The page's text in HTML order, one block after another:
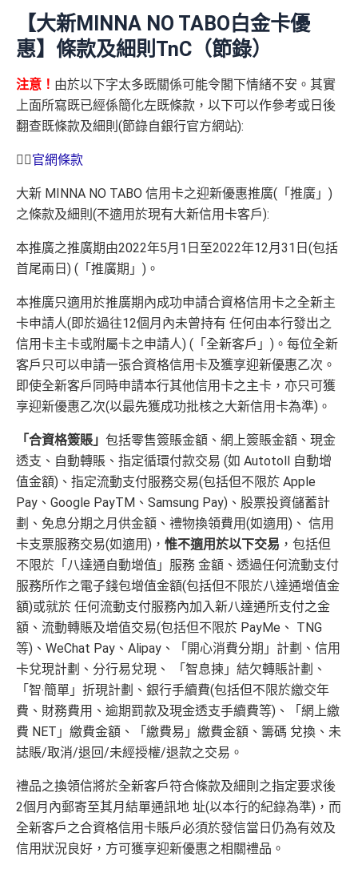
【大新MINNA NO TABO白金卡優
惠】條款及細則TnC（節錄）
注意！ 由於以下字太多既關係可能令閣下情緒不安。其實
上面所寫既已經係簡化左既條款，以下可以作參考或日後
翻查既條款及細則(節錄自銀行官方網站):
👉🏻官網條款
大新 MINNA NO TABO 信用卡之迎新優惠推廣(「推廣」)
之條款及細則(不適用於現有大新信用卡客戶):
本推廣之推廣期由2022年5月1日至2022年12月31日(包括
首尾兩日) (「推廣期」)。
本推廣只適用於推廣期內成功申請合資格信用卡之全新主
卡申請人(即於過往12個月內未曾持有 任何由本行發出之
信用卡主卡或附屬卡之申請人) (「全新客戶」)。每位全新
客戶只可以申請一張合資格信用卡及獲享迎新優惠乙次。
即使全新客戶同時申請本行其他信用卡之主卡，亦只可獲
享迎新優惠乙次(以最先獲成功批核之大新信用卡為準)。
「合資格簽賬」 包括零售簽賬金額、網上簽賬金額、現金
透支、自動轉賬、指定循環付款交易 (如 Autotoll 自動增
值金額)、指定流動支付服務交易(包括但不限於 Apple
Pay、Google PayTM、Samsung Pay)、股票投資儲蓄計
劃、免息分期之月供金額、禮物換領費用(如適用)、 信用
卡支票服務交易(如適用)， 惟不適用於以下交易 ，包括但
不限於「八達通自動增值」服務 金額、透過任何流動支付
服務所作之電子錢包增值金額(包括但不限於八達通增值金
額)或就於 任何流動支付服務內加入新八達通所支付之金
額、流動轉賬及增值交易(包括但不限於 PayMe、 TNG
等)、WeChat Pay、Alipay、「開心消費分期」計劃、信用
卡兌現計劃、分行易兌現、 「智息揀」結欠轉賬計劃、
「智‧簡單」折現計劃、銀行手續費(包括但不限於繳交年
費、財務費用、逾期罰款及現金透支手續費等)、「網上繳
費 NET」繳費金額、「繳費易」繳費金額、籌碼 兌換、未
誌賬/取消/退回/未經授權/退款之交易。
禮品之換領信將於全新客戶符合條款及細則之指定要求後
2個月內郵寄至其月結單通訊地 址(以本行的紀錄為準)，而
全新客戶之合資格信用卡賬戶必須於發信當日仍為有效及
信用狀況良好，方可獲享迎新優惠之相關禮品。